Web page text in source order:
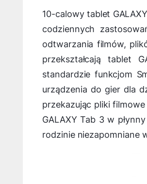
10-calowy tablet
codziennych
odtwarzania filmów,
przekształcają tablet
standardzie funkcjom
urządzenia do gier dla
przekazując pliki
GALAXY Tab 3 w
rodzinie niezapomniane